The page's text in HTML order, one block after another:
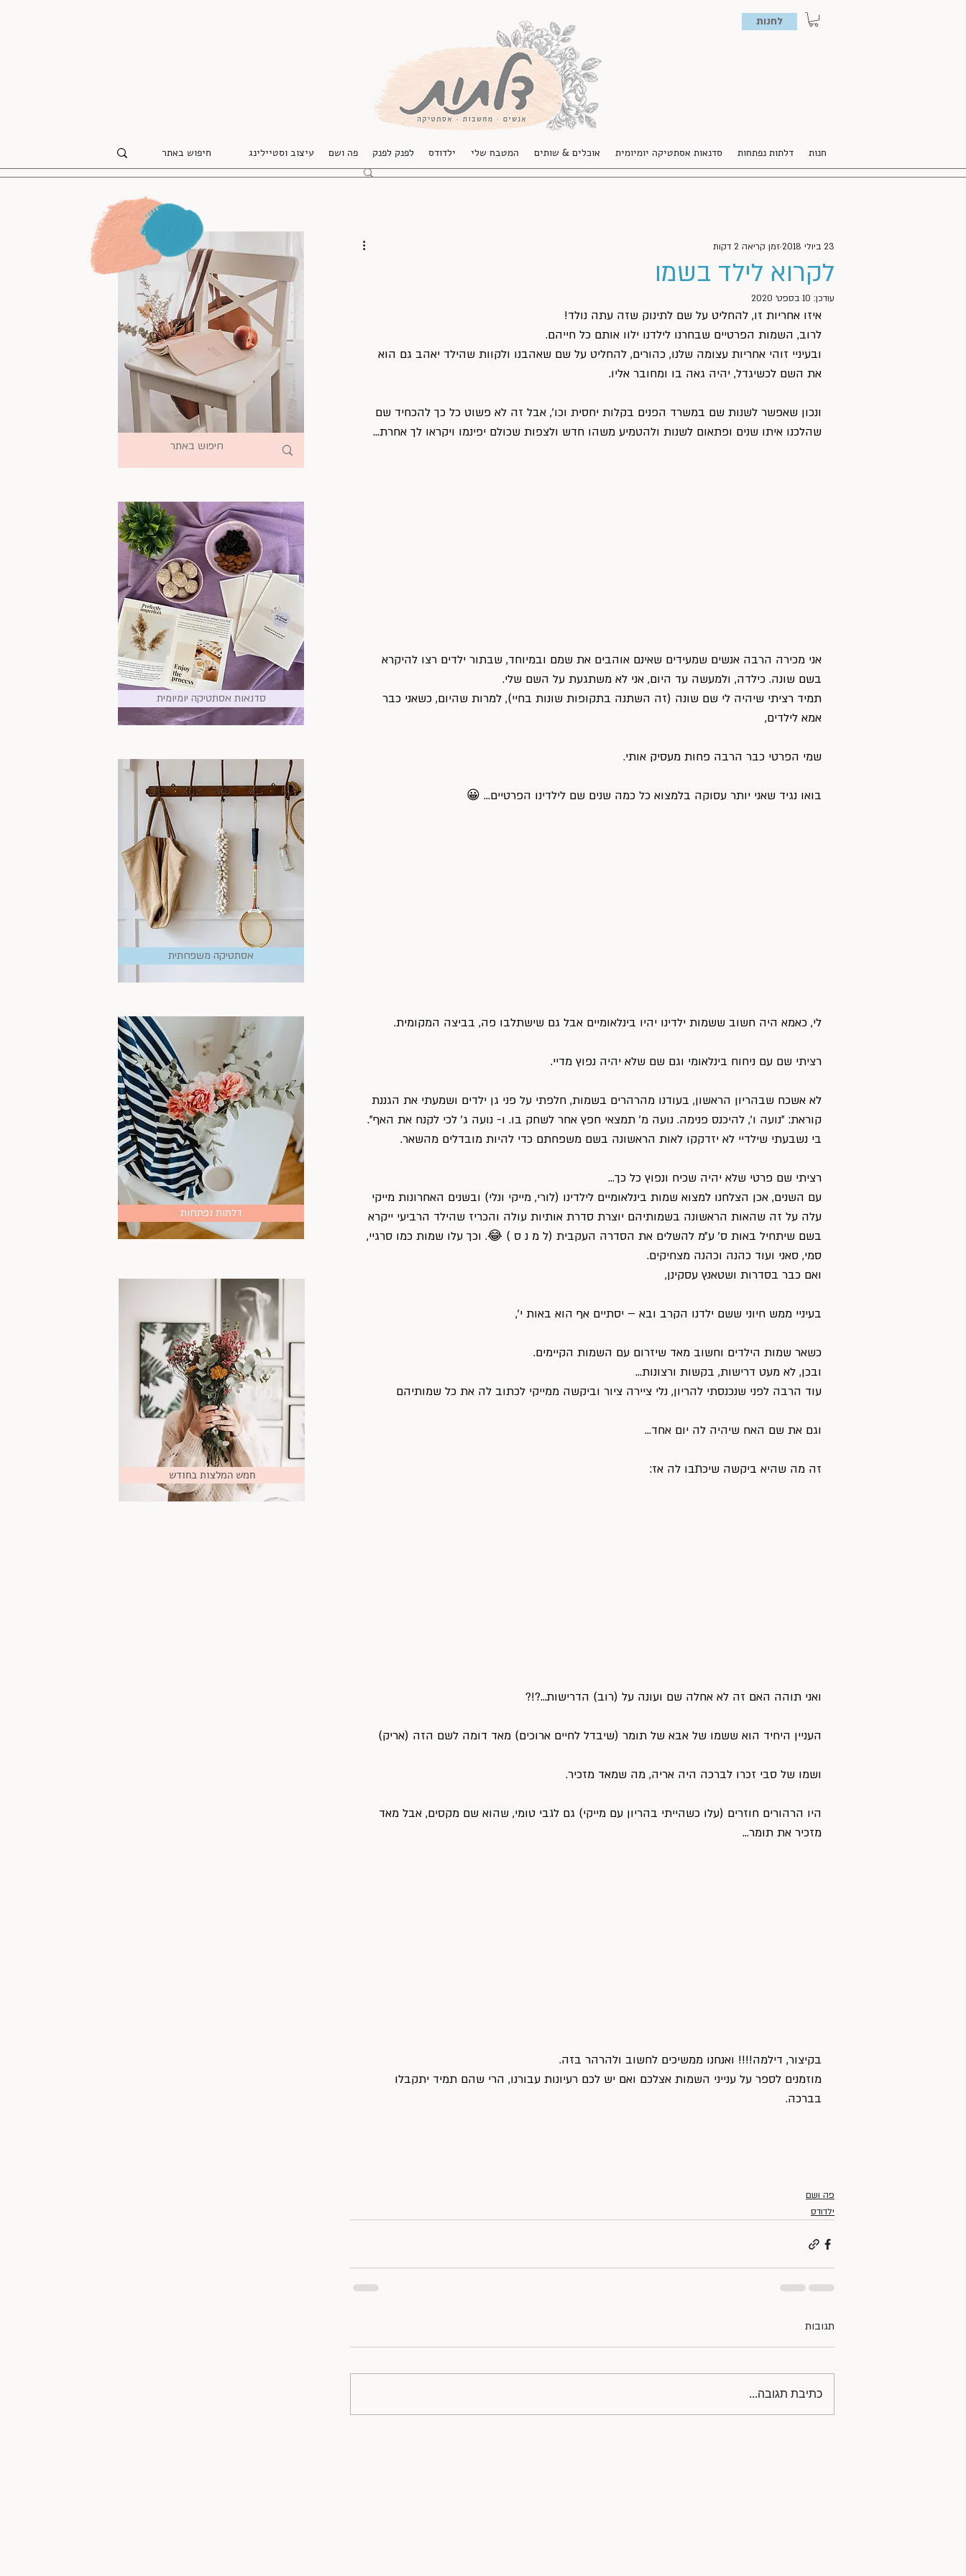
לחנות
חנות דלתות נפתחות סדנאות אסתטיקה יומיומית אוכלים & שותים המטבח שלי ילדודס לפנק לפנק פה ושם עיצוב וסטיילינג
לקרוא לילד בשמו
23 ביולי 2018 זמן קריאה 2 דקות
עודכן: 10 בספט׳ 2020
איזו אחריות זו, להחליט על שם לתינוק שזה עתה נולד!
לרוב, השמות הפרטיים שבחרנו לילדנו ילוו אותם כל חייהם.
ובעיניי זוהי אחריות עצומה שלנו, כהורים, להחליט על שם שאהבנו ולקוות שהילד יאהב גם הוא
את השם לכשיגדל, יהיה גאה בו ומחובר אליו.
ונכון שאפשר לשנות שם במשרד הפנים בקלות יחסית וכו׳, אבל זה לא פשוט כל כך להכחיד שם
שהלכנו איתו שנים ופתאום לשנות ולהטמיע משהו חדש ולצפות שכולם יפינמו ויקראו לך אחרת…
אני מכירה הרבה אנשים שמעידים שאינם אוהבים את שמם ובמיוחד, שבתור ילדים רצו להיקרא
בשם שונה. כילדה, ולמעשה עד היום, אני לא משתגעת על השם שלי.
תמיד רציתי שיהיה לי שם שונה (זה השתנה בתקופות שונות בחיי), למרות שהיום, כשאני כבר
אמא לילדים,
שמי הפרטי כבר הרבה פחות מעסיק אותי.
בואו נגיד שאני יותר עסוקה בלמצוא כל כמה שנים שם לילדינו הפרטיים… 😀
לי, כאמא היה חשוב ששמות ילדינו יהיו בינלאומיים אבל גם שישתלבו פה, בביצה המקומית.
רציתי שם עם ניחוח בינלאומי וגם שם שלא יהיה נפוץ מדיי.
לא אשכח שבהריון הראשון, בעודנו מהרהרים בשמות, חלפתי על פני גן ילדים ושמעתי את הגננת
קוראת: ״נועה ו׳, להיכנס פנימה. נועה מ׳ תמצאי חפץ אחר לשחק בו. ו- נועה ג׳ לכי לקנח את האף״.
בי נשבעתי שילדיי לא יזדקקו לאות הראשונה בשם משפחתם כדי להיות מובדלים מהשאר.
רציתי שם פרטי שלא יהיה שכיח ונפוץ כל כך…
עם השנים, אכן הצלחנו למצוא שמות בינלאומיים לילדינו (לורי, מייקי ונלי) ובשנים האחרונות מייקי
עלה על זה שהאות הראשונה בשמותיהם יוצרת סדרת אותיות עולה והכריז שהילד הרביעי ייקרא
בשם שיתחיל באות ס׳ ע״מ להשלים את הסדרה העקבית (ל מ נ ס ) 😂. וכך עלו שמות כמו סרגיי,
סמי, סאני ועוד כהנה וכהנה מצחיקים.
ואם כבר בסדרות ושטאנץ עסקינן,
בעיניי ממש חיוני ששם ילדנו הקרב ובא – יסתיים אף הוא באות י׳,
כשאר שמות הילדים וחשוב מאד שיזרום עם השמות הקיימים.
ובכן, לא מעט דרישות, בקשות ורצונות…
עוד הרבה לפני שנכנסתי להריון, נלי ציירה ציור וביקשה ממייקי לכתוב לה את כל שמותיהם
וגם את שם האח שיהיה לה יום אחד…
זה מה שהיא ביקשה שיכתבו לה אז:
ואני תוהה האם זה לא אחלה שם ועונה על (רוב) הדרישות…?!?
העניין היחיד הוא ששמו של אבא של תומר (שיבדל לחיים ארוכים) מאד דומה לשם הזה (אריק)
ושמו של סבי זכרו לברכה היה אריה, מה שמאד מזכיר.
היו הרהורים חוזרים (עלו כשהייתי בהריון עם מייקי) גם לגבי טומי, שהוא שם מקסים, אבל מאד
מזכיר את תומר…
בקיצור, דילמה!!!! ואנחנו ממשיכים לחשוב ולהרהר בזה.
מוזמנים לספר על ענייני השמות אצלכם ואם יש לכם רעיונות עבורנו, הרי שהם תמיד יתקבלו
בברכה.
פה ושם
ילדודס
תגובות
כתיבת תגובה...
סדנאות אסתטיקה יומיומית
אסתטיקה משפחתית
דלתות נפתחות
חמש המלצות בחודש